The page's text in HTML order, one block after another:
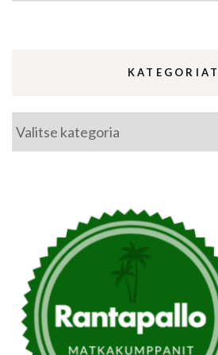
KATEGORIAT
Kategoriat